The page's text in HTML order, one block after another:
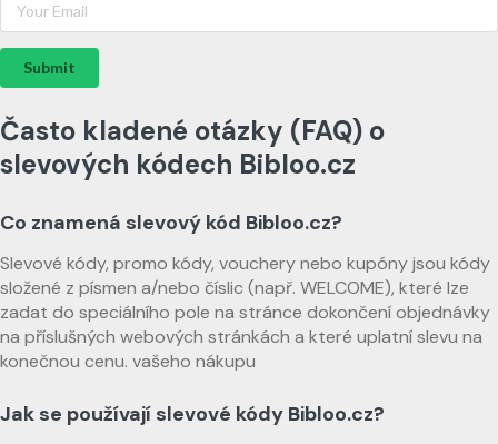
Submit
Často kladené otázky (FAQ) o
slevových kódech Bibloo.cz
Co znamená slevový kód Bibloo.cz?
Slevové kódy, promo kódy, vouchery nebo kupóny jsou kódy
složené z písmen a/nebo číslic (např. WELCOME), které lze
zadat do speciálního pole na stránce dokončení objednávky
na příslušných webových stránkách a které uplatní slevu na
konečnou cenu. vašeho nákupu
Jak se používají slevové kódy Bibloo.cz?